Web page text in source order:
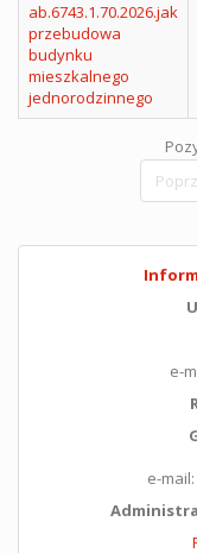
ab.6743.1.70.2026.jak
przebudowa
budynku
mieszkalnego
jednorodzinnego
e-
e-